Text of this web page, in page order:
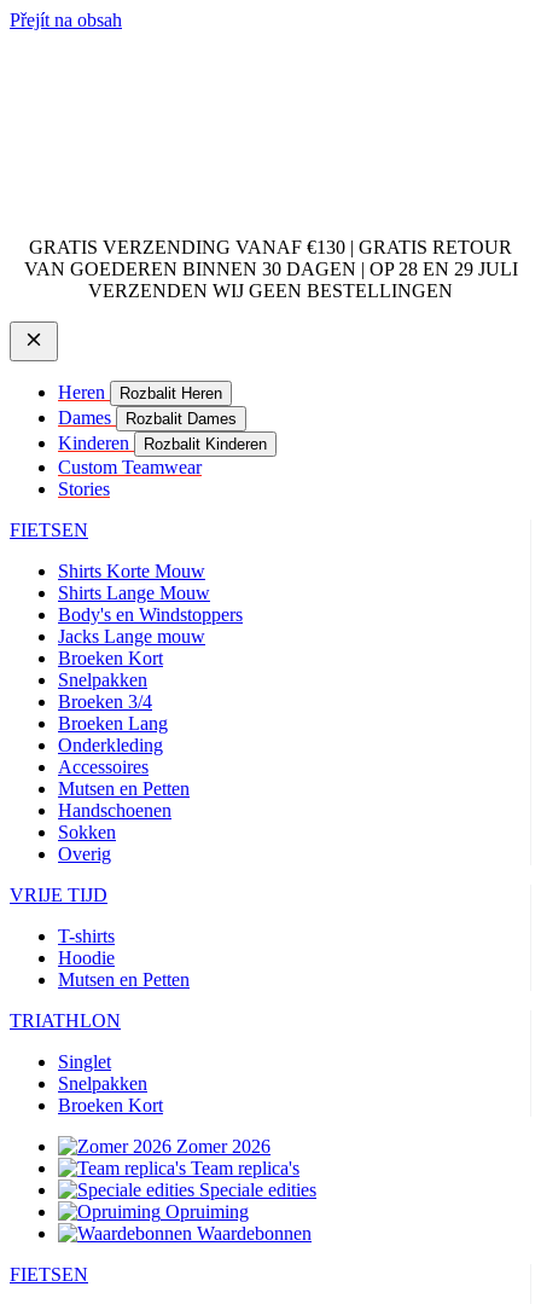
Přejít na obsah
GRATIS VERZENDING VANAF €130 | GRATIS RETOUR
VAN GOEDEREN BINNEN 30 DAGEN | OP 28 EN 29 JULI
VERZENDEN WIJ GEEN BESTELLINGEN
Heren Rozbalit Heren
Dames Rozbalit Dames
Kinderen Rozbalit Kinderen
Custom Teamwear
Stories
FIETSEN
Shirts Korte Mouw
Shirts Lange Mouw
Body's en Windstoppers
Jacks Lange mouw
Broeken Kort
Snelpakken
Broeken 3/4
Broeken Lang
Onderkleding
Accessoires
Mutsen en Petten
Handschoenen
Sokken
Overig
VRIJE TIJD
T-shirts
Hoodie
Mutsen en Petten
TRIATHLON
Singlet
Snelpakken
Broeken Kort
Zomer 2026
Team replica's
Speciale edities
Opruiming
Waardebonnen
FIETSEN